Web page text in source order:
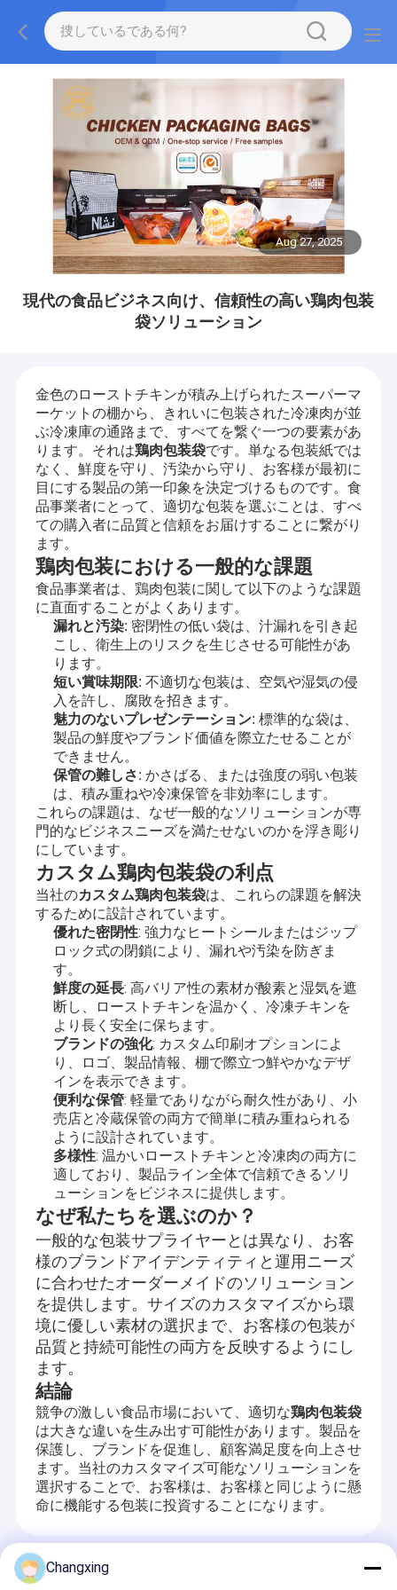
Aug 27, 2025
現代の食品ビジネス向け、信頼性の高い鶏肉包装
袋ソリューション
金色のローストチキンが積み上げられたスーパーマ
ーケットの棚から、きれいに包装された冷凍肉が並
ぶ冷凍庫の通路まで、すべてを繋ぐ一つの要素があ
ります。それは鶏肉包装袋です。単なる包装紙では
なく、鮮度を守り、汚染から守り、お客様が最初に
目にする製品の第一印象を決定づけるものです。食
品事業者にとって、適切な包装を選ぶことは、すべ
ての購入者に品質と信頼をお届けすることに繋がり
ます。
鶏肉包装における一般的な課題
食品事業者は、鶏肉包装に関して以下のような課題
に直面することがよくあります。
漏れと汚染: 密閉性の低い袋は、汁漏れを引き起
こし、衛生上のリスクを生じさせる可能性があ
ります。
短い賞味期限: 不適切な包装は、空気や湿気の侵
入を許し、腐敗を招きます。
魅力のないプレゼンテーション: 標準的な袋は、
製品の鮮度やブランド価値を際立たせることが
できません。
保管の難しさ: かさばる、または強度の弱い包装
は、積み重ねや冷凍保管を非効率にします。
これらの課題は、なぜ一般的なソリューションが専
門的なビジネスニーズを満たせないのかを浮き彫り
にしています。
カスタム鶏肉包装袋の利点
当社のカスタム鶏肉包装袋は、これらの課題を解決
するために設計されています。
優れた密閉性: 強力なヒートシールまたはジップ
ロック式の閉鎖により、漏れや汚染を防ぎま
す。
鮮度の延長: 高バリア性の素材が酸素と湿気を遮
断し、ローストチキンを温かく、冷凍チキンを
より長く安全に保ちます。
ブランドの強化: カスタム印刷オプションによ
り、ロゴ、製品情報、棚で際立つ鮮やかなデザ
インを表示できます。
便利な保管: 軽量でありながら耐久性があり、小
売店と冷蔵保管の両方で簡単に積み重ねられる
ように設計されています。
多様性: 温かいローストチキンと冷凍肉の両方に
適しており、製品ライン全体で信頼できるソリ
ューションをビジネスに提供します。
なぜ私たちを選ぶのか？
一般的な包装サプライヤーとは異なり、お客
様のブランドアイデンティティと運用ニーズ
に合わせたオーダーメイドのソリューション
を提供します。サイズのカスタマイズから環
境に優しい素材の選択まで、お客様の包装が
品質と持続可能性の両方を反映するようにし
ます。
結論
競争の激しい食品市場において、適切な鶏肉包装袋
は大きな違いを生み出す可能性があります。製品を
保護し、ブランドを促進し、顧客満足度を向上させ
ます。当社のカスタマイズ可能なソリューションを
選択することで、お客様は、お客様と同じように懸
命に機能する包装に投資することになります。
推奨する製品
Changxing